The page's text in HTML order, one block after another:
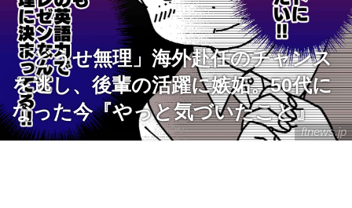
ftnews.jp
「どうせ無理」海外赴任のチャンス
を逃し、後輩の活躍に嫉妬。50代に
なった今『やっと気づいたこと』